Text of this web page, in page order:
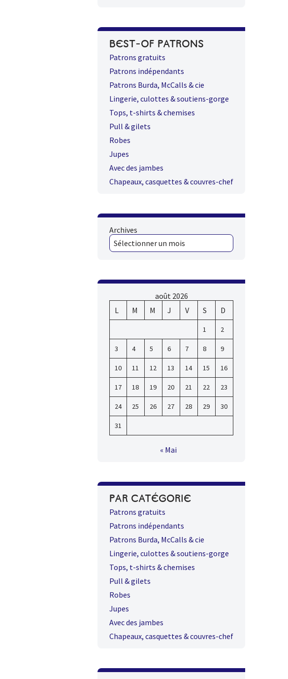
BEST-OF PATRONS
Patrons gratuits
Patrons indépendants
Patrons Burda, McCalls & cie
Lingerie, culottes & soutiens-gorge
Tops, t-shirts & chemises
Pull & gilets
Robes
Jupes
Avec des jambes
Chapeaux, casquettes & couvres-chef
Archives
août 2026
L
M M J V S D
1 2
3 4 5 6 7 8 9
10 11 12 13 14 15 16
17 18 19 20 21 22 23
24 25 26 27 28 29 30
31
« Mai
PAR CATÉGORIE
Patrons gratuits
Patrons indépendants
Patrons Burda, McCalls & cie
Lingerie, culottes & soutiens-gorge
Tops, t-shirts & chemises
Pull & gilets
Robes
Jupes
Avec des jambes
Chapeaux, casquettes & couvres-chef